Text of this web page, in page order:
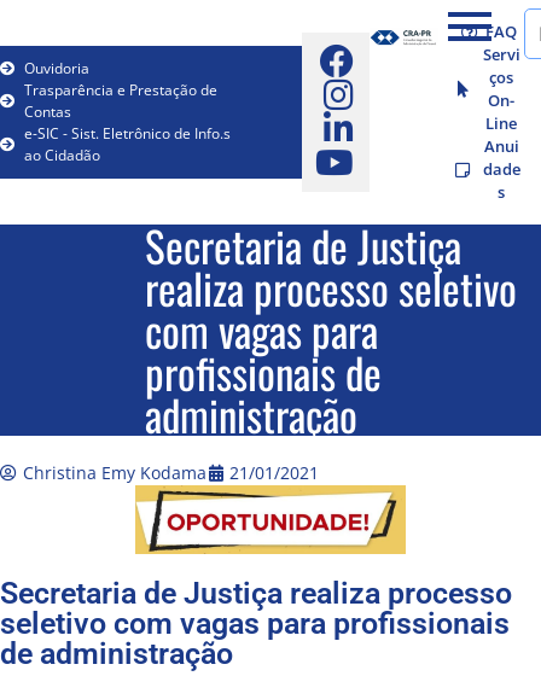
Ouvidoria
Trasparência e Prestação de
Contas
e-SIC - Sist. Eletrônico de Info.s
ao Cidadão
FAQ
Servi
ços
On-
Line
Anui
dade
s
Secretaria de Justiça
realiza processo seletivo
com vagas para
profissionais de
administração
Christina Emy Kodama 21/01/2021
Secretaria de Justiça realiza processo
seletivo com vagas para profissionais
de administração